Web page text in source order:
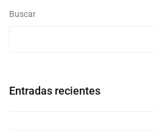
Buscar
Entradas recientes